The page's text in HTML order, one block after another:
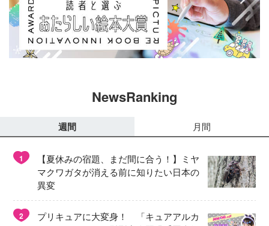
NewsRanking
週間 月間
1
【夏休みの宿題、まだ間に合う！】ミヤ
マクワガタが消える前に知りたい日本の
異変
2
プリキュアに大変身！ 「キュアアルカ